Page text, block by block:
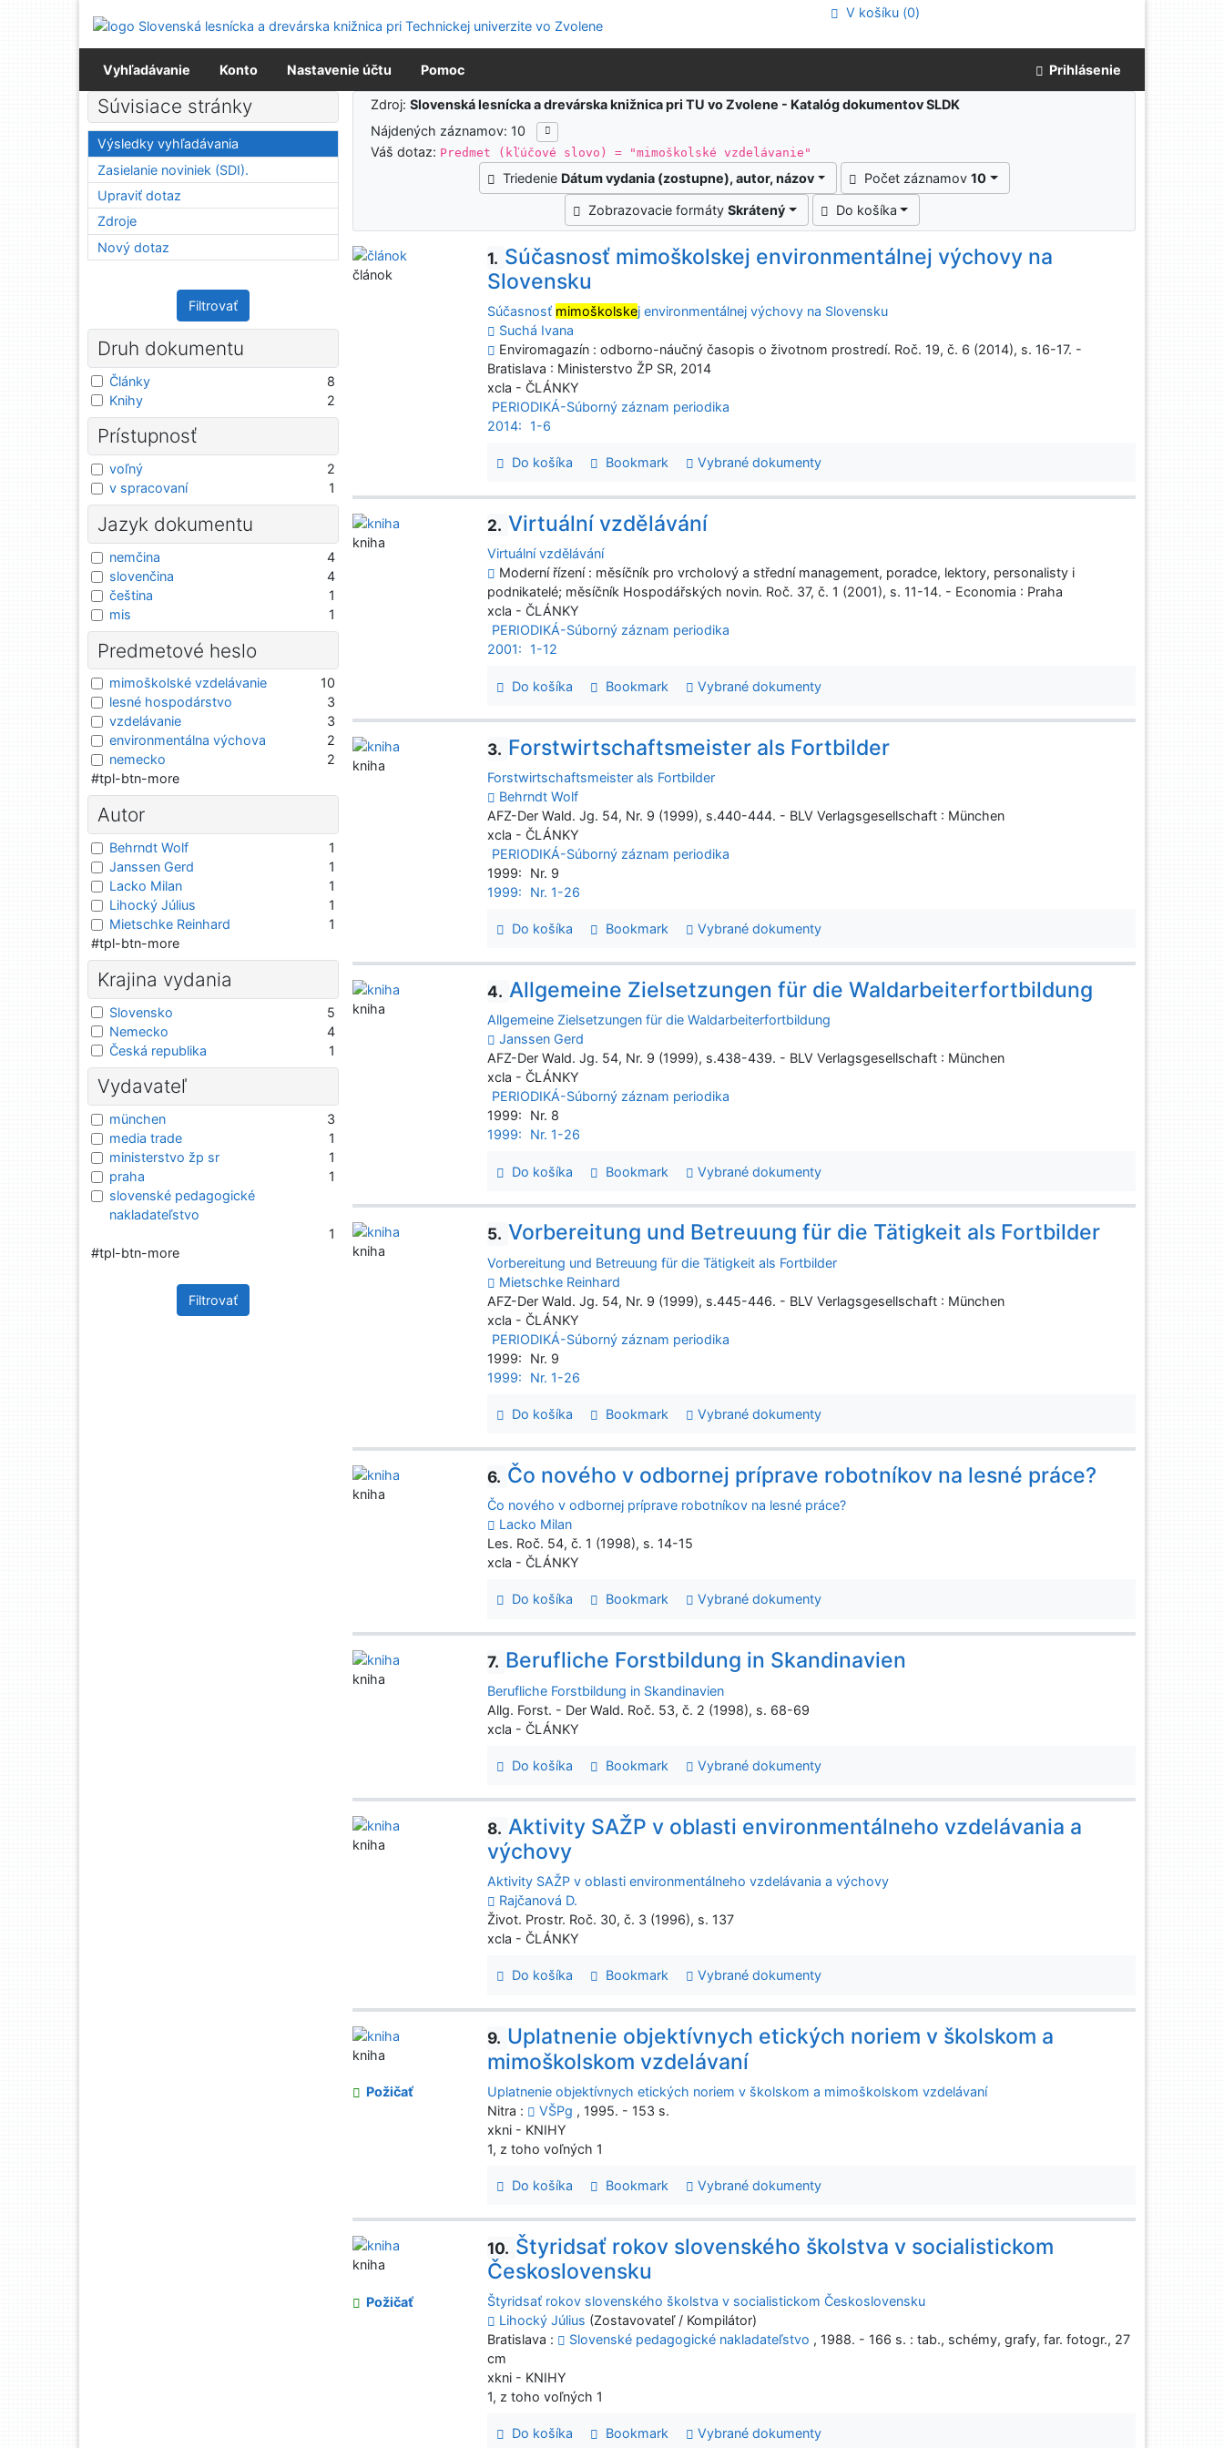
Prejsť na menu
Prehlásenie o webovej prístupnosti
V košíku (0)
Vyhľadávanie Konto Nastavenie účtu Pomoc Prihlásenie
Výsledky vyhľadávania
Zdroj:Slovenská lesnícka a drevárska knižnica pri TU vo Zvolene - Katalóg dokumentov SLDK
Nájdených záznamov: 10
Váš dotaz: Predmet (kľúčové slovo) = "mimoškolské vzdelávanie"
Triedenie Dátum vydania (zostupne), autor, názov Počet záznamov10
Zobrazovacie formátySkrátený Do košíka
1. Súčasnosť mimoškolskej environmentálnej výchovy na
Slovensku
Súčasnosť mimoškolskej environmentálnej výchovy na Slovensku
Suchá Ivana
Enviromagazín : odborno-náučný časopis o životnom prostredí. Roč. 19, č. 6 (2014), s. 16-17. -
Bratislava : Ministerstvo ŽP SR, 2014
xcla - ČLÁNKY
PERIODIKÁ-Súborný záznam periodika
2014:
1-6
Do košíka Bookmark Vybrané dokumenty
článok
2. Virtuální vzdělávání
Virtuální vzdělávání
Moderní řízení : měsíčník pro vrcholový a střední management, poradce, lektory, personalisty i
podnikatelé; měsíčník Hospodářských novin. Roč. 37, č. 1 (2001), s. 11-14. - Economia : Praha
xcla - ČLÁNKY
PERIODIKÁ-Súborný záznam periodika
2001:
1-12
Do košíka Bookmark Vybrané dokumenty
kniha
3. Forstwirtschaftsmeister als Fortbilder
Forstwirtschaftsmeister als Fortbilder
Behrndt Wolf
AFZ-Der Wald. Jg. 54, Nr. 9 (1999), s.440-444. - BLV Verlagsgesellschaft : München
xcla - ČLÁNKY
PERIODIKÁ-Súborný záznam periodika
1999:
Nr. 9
1999:
Nr. 1-26
Do košíka Bookmark Vybrané dokumenty
kniha
4. Allgemeine Zielsetzungen für die Waldarbeiterfortbildung
Allgemeine Zielsetzungen für die Waldarbeiterfortbildung
Janssen Gerd
AFZ-Der Wald. Jg. 54, Nr. 9 (1999), s.438-439. - BLV Verlagsgesellschaft : München
xcla - ČLÁNKY
PERIODIKÁ-Súborný záznam periodika
1999:
Nr. 8
1999:
Nr. 1-26
Do košíka Bookmark Vybrané dokumenty
kniha
5. Vorbereitung und Betreuung für die Tätigkeit als Fortbilder
Vorbereitung und Betreuung für die Tätigkeit als Fortbilder
Mietschke Reinhard
AFZ-Der Wald. Jg. 54, Nr. 9 (1999), s.445-446. - BLV Verlagsgesellschaft : München
xcla - ČLÁNKY
PERIODIKÁ-Súborný záznam periodika
1999:
Nr. 9
1999:
Nr. 1-26
Do košíka Bookmark Vybrané dokumenty
kniha
6. Čo nového v odbornej príprave robotníkov na lesné práce?
Čo nového v odbornej príprave robotníkov na lesné práce?
Lacko Milan
Les. Roč. 54, č. 1 (1998), s. 14-15
xcla - ČLÁNKY
Do košíka Bookmark Vybrané dokumenty
kniha
7. Berufliche Forstbildung in Skandinavien
Berufliche Forstbildung in Skandinavien
Allg. Forst. - Der Wald. Roč. 53, č. 2 (1998), s. 68-69
xcla - ČLÁNKY
Do košíka Bookmark Vybrané dokumenty
kniha
8. Aktivity SAŽP v oblasti environmentálneho vzdelávania a
výchovy
Aktivity SAŽP v oblasti environmentálneho vzdelávania a výchovy
Rajčanová D.
Život. Prostr. Roč. 30, č. 3 (1996), s. 137
xcla - ČLÁNKY
Do košíka Bookmark Vybrané dokumenty
kniha
9. Uplatnenie objektívnych etických noriem v školskom a
mimoškolskom vzdelávaní
Uplatnenie objektívnych etických noriem v školskom a mimoškolskom vzdelávaní
Nitra :
VŠPg , 1995. - 153 s.
xkni - KNIHY
1, z toho voľných 1
Do košíka Bookmark Vybrané dokumenty
kniha
Požičať
10. Štyridsať rokov slovenského školstva v socialistickom
Československu
Štyridsať rokov slovenského školstva v socialistickom Československu
Lihocký Július (Zostavovateľ / Kompilátor)
Bratislava :
Slovenské pedagogické nakladateľstvo , 1988. - 166 s. : tab., schémy, grafy, far. fotogr., 27
cm
xkni - KNIHY
1, z toho voľných 1
Do košíka Bookmark Vybrané dokumenty
kniha
Požičať
Súvisiace stránky
Výsledky vyhľadávania
Zasielanie noviniek (SDI).
Upraviť dotaz
Zdroje
Nový dotaz
Filtrovať
Druh dokumentu
Články
8
Knihy
2
Prístupnosť
voľný
2
v spracovaní
1
Jazyk dokumentu
nemčina
4
slovenčina
4
čeština
1
mis
1
Predmetové heslo
mimoškolské vzdelávanie
10
lesné hospodárstvo
3
vzdelávanie
3
environmentálna výchova
2
nemecko
2
#tpl-btn-more
Autor
Behrndt Wolf
1
Janssen Gerd
1
Lacko Milan
1
Lihocký Július
1
Mietschke Reinhard
1
#tpl-btn-more
Krajina vydania
Slovensko
5
Nemecko
4
Česká republika
1
Vydavateľ
münchen
3
media trade
1
ministerstvo žp sr
1
praha
1
slovenské pedagogické
nakladateľstvo
1
#tpl-btn-more
Filtrovať